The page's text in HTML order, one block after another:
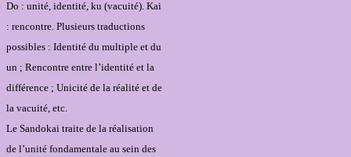
Do : unité, identité, ku (vacuité). Kai
: rencontre. Plusieurs traductions
possibles : Identité du multiple et du
un ; Rencontre entre l’identité et la
différence ; Unicité de la réalité et de
la vacuité, etc.
Le Sandokai traite de la réalisation
de l’unité fondamentale au sein des